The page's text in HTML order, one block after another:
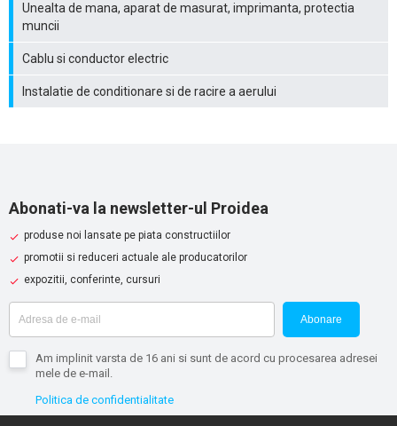
Unealta de mana, aparat de masurat, imprimanta, protectia
muncii
Cablu si conductor electric
Instalatie de conditionare si de racire a aerului
Abonati-va la newsletter-ul Proidea
produse noi lansate pe piata constructiilor
promotii si reduceri actuale ale producatorilor
expozitii, conferinte, cursuri
Abonare
Am implinit varsta de 16 ani si sunt de acord cu procesarea adresei
mele de e-mail.
Politica de confidentialitate